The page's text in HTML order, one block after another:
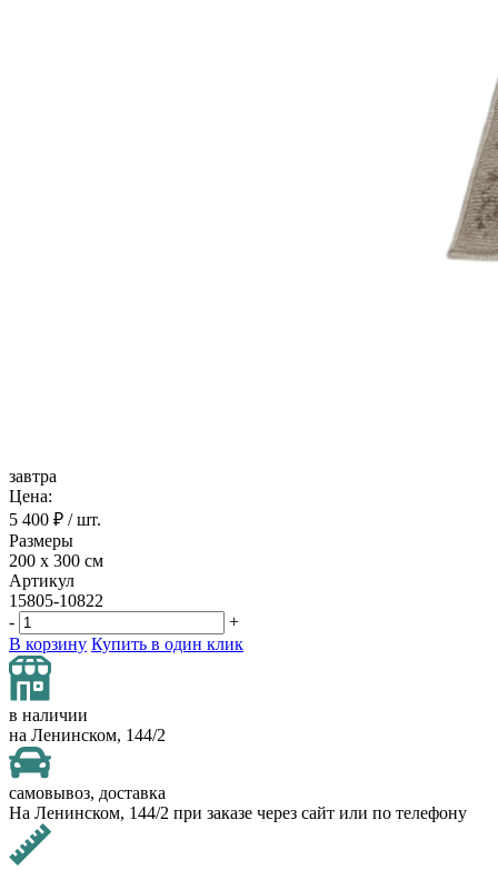
завтра
Цена:
5 400 ₽ / шт.
Размеры
200 х 300 см
Артикул
15805-10822
-
+
В корзину Купить в один клик
в наличии
на Ленинском, 144/2
самовывоз, доставка
На Ленинском, 144/2 при заказе через сайт или по телефону